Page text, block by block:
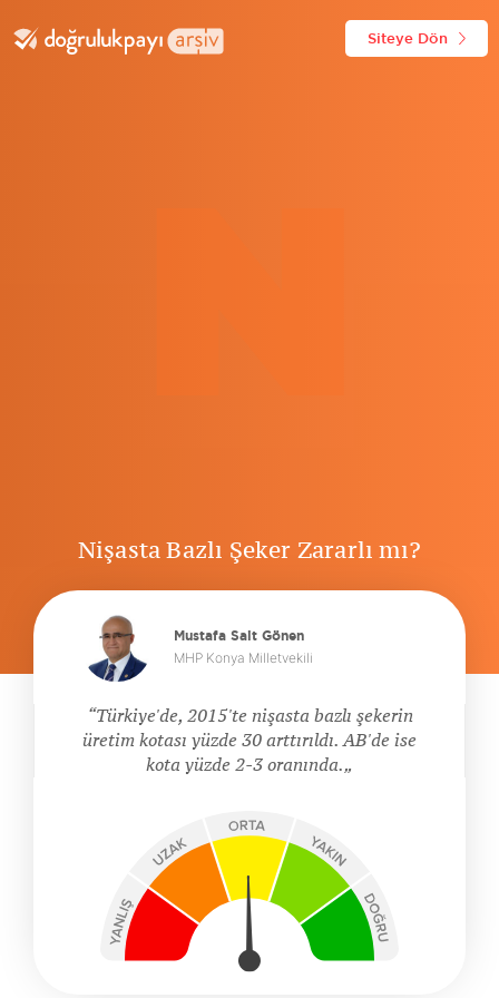
Siteye Dön
Nişasta Bazlı Şeker Zararlı mı?
Mustafa Sait Gönen
MHP Konya Milletvekili
Türkiye'de, 2015'te nişasta bazlı şekerin
üretim kotası yüzde 30 arttırıldı. AB'de ise
kota yüzde 2-3 oranında.